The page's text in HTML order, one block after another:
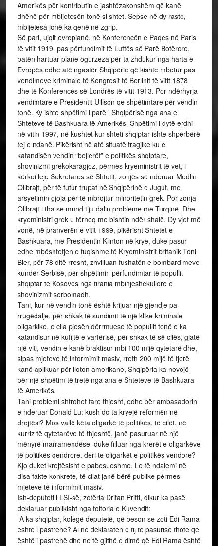
Amerikës për kontributin e jashtëzakonshëm që kanë
dhënë për mbijetesën tonë si shtet. Sepse në dy raste,
mbijetesa jonë ka qenë në zgrip.
Së pari, ujqit evropianë, në Konferencën e Paqes në Paris
të vitit 1919, pas përfundimit të Luftës së Parë Botërore,
patën hartuar plane ogurzeza për ta zhdukur nga harta e
Evropës edhe atë ngastër Shqipërie që kishte mbetur pas
vendimeve kriminale të Kongresit të Berlinit të vitit 1878
dhe të Konferencës së Londrës të vitit 1913. Por ndërhyrja
vendimtare e Presidentit Uillson qe shpëtimtare për vendin
tonë. Ky ishte shpëtimi i parë i Shqipërisë nga ana e
Shteteve të Bashkuara të Amerikës. Shpëtimi i dytë erdhi
në vitin 1997, në kushtet kur shteti shqiptar ishte shpërbërë
tej e ndanë. Pikërisht në atë situatë tragjike ku e
katandisën vendin “bejlerët” e politikës shqiptare,
shovinizmi grekokaragjoz, përmes kryeministrit të vet, i
kërkoi leje Sekretares së Shtetit, zonjës së nderuar Medlin
Ollbrajt, për të futur trupat në Shqipërinë e Jugut, me
arsyetimin gjoja për të mbrojtur minoritetin grek. Por zonja
Ollbrajt i tha se mund t’ju dalin probleme me Turqinë. Dhe
kryeministri grek u tërhoq me bishtin ndër shalë. Dy vjet më
vonë, në pranverën e vitit 1999, pikërisht Shtetet e
Bashkuara, me Presidentin Klinton në krye, duke pasur
edhe mbështetjen e fuqishme të Kryeministrit britanik Toni
Bler, për 78 ditë rresht, zhvilluan fushatën e bombardimeve
kundër Serbisë, për shpëtimin përfundimtar të popullit
shqiptar të Kosovës nga tirania mbinjëshekullore e
shovinizmit serbomadh.
Tani, kur në vendin tonë është krijuar një gjendje pa
rrugëdalje, për shkak të sundimit të një klike kriminale
oligarkike, e cila pjesën dërrmuese të popullit tonë e ka
katandisur në kufijtë e varfërisë, për shkak të së cilës, gjatë
një viti, vendin e kanë braktisur mbi 100 mijë qytetarë dhe,
sipas mjeteve të informimit masiv, rreth 200 mijë të tjerë
kanë aplikuar për lloton amerikane, Shqipëria ka nevojë
për një shpëtim të tretë nga ana e Shteteve të Bashkuara
të Amerikës.
Tani problemi shtrohet fare thjesht, edhe për ambasadorin
e nderuar Donald Lu: kush do ta kryejë reformën në
drejtësi? Mos vallë këta oligarkë të politikës, të cilët, në
kurriz të qytetarëve të thjeshtë, janë pasuruar në një
mënyrë marramendëse, duke filluar nga krerët e oligarkëve
të politikës qendrore, deri te oligarkët e politikës vendore?
Kjo duket krejtësisht e pabesueshme. Le të ndalemi në
disa fakte konkrete, të cilat janë bërë publike përmes
mjeteve të informimit masiv.
Ish-deputeti i LSI-së, zotëria Dritan Prifti, dikur ka pasë
deklaruar publikisht nga foltorja e Kuvendit:
“A ka shqiptar, kolegë deputetë, që beson se zoti Edi Rama
është i pastrehë? Ai në deklaratën e tij të pasurisë thotë që
është i pastrehë dhe ne të gjithë e dimë që Edi Rama është